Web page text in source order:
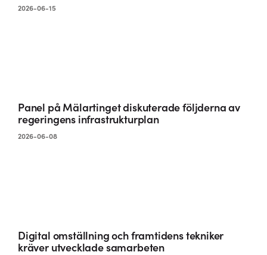
2026-06-15
Panel på Mälartinget diskuterade följderna av
regeringens infrastrukturplan
2026-06-08
Digital omställning och framtidens tekniker
kräver utvecklade samarbeten